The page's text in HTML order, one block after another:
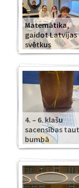
Matemātika,
gaidot Latvijas
svētkus
4. – 6. klašu
sacensības
bumbā